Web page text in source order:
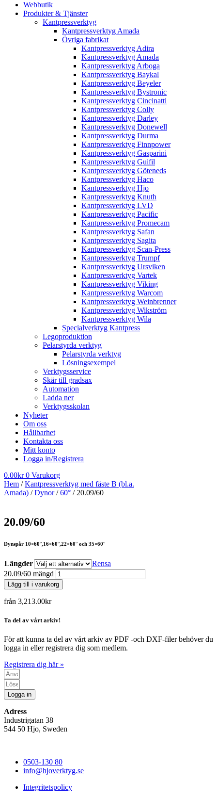
Webbutik
Produkter & Tjänster
Kantpressverktyg
Kantpressverktyg Amada
Övriga fabrikat
Kantpressverktyg Adira
Kantpressverktyg Amada
Kantpressverktyg Arboga
Kantpressverktyg Baykal
Kantpressverktyg Beyeler
Kantpressverktyg Bystronic
Kantpressverktyg Cincinatti
Kantpressverktyg Colly
Kantpressverktyg Darley
Kantpressverktyg Donewell
Kantpressverktyg Durma
Kantpressverktyg Finnpower
Kantpressverktyg Gasparini
Kantpressverktyg Guifil
Kantpressverktyg Göteneds
Kantpressverktyg Haco
Kantpressverktyg Hjo
Kantpressverktyg Knuth
Kantpressverktyg LVD
Kantpressverktyg Pacific
Kantpressverktyg Promecam
Kantpressverktyg Safan
Kantpressverktyg Sagita
Kantpressverktyg Scan-Press
Kantpressverktyg Trumpf
Kantpressverktyg Ursviken
Kantpressverktyg Vartek
Kantpressverktyg Viking
Kantpressverktyg Warcom
Kantpressverktyg Weinbrenner
Kantpressverktyg Wikström
Kantpressverktyg Wila
Specialverktyg Kantpress
Legoproduktion
Pelarstyrda verktyg
Pelarstyrda verktyg
Lösningsexempel
Verktygsservice
Skär till gradsax
Automation
Ladda ner
Verktygsskolan
Nyheter
Om oss
Hållbarhet
Kontakta oss
Mitt konto
Logga in/Registrera
0.00kr 0 Varukorg
Hem /Kantpressverktyg med fäste B (bl.a.
Amada) /Dynor/60° / 20.09/60
20.09/60
Dynspår 10×60°,16×60°,22×60° och 35×60°
Längder
Rensa
20.09/60 mängd
Lägg till i varukorg
från 3,213.00kr
Ta del av vårt arkiv!
För att kunna ta del av vårt arkiv av PDF -och DXF-filer behöver du
logga in eller registrera dig som medlem.
Registrera dig här »
Logga in
Adress
Industrigatan 38
544 50 Hjo, Sweden
0503-130 80
info@hjoverktyg.se
Integritetspolicy